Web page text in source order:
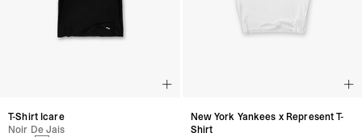
T-Shirt Icare
Noir De Jais
New York Yankees x Represent T-
Shirt